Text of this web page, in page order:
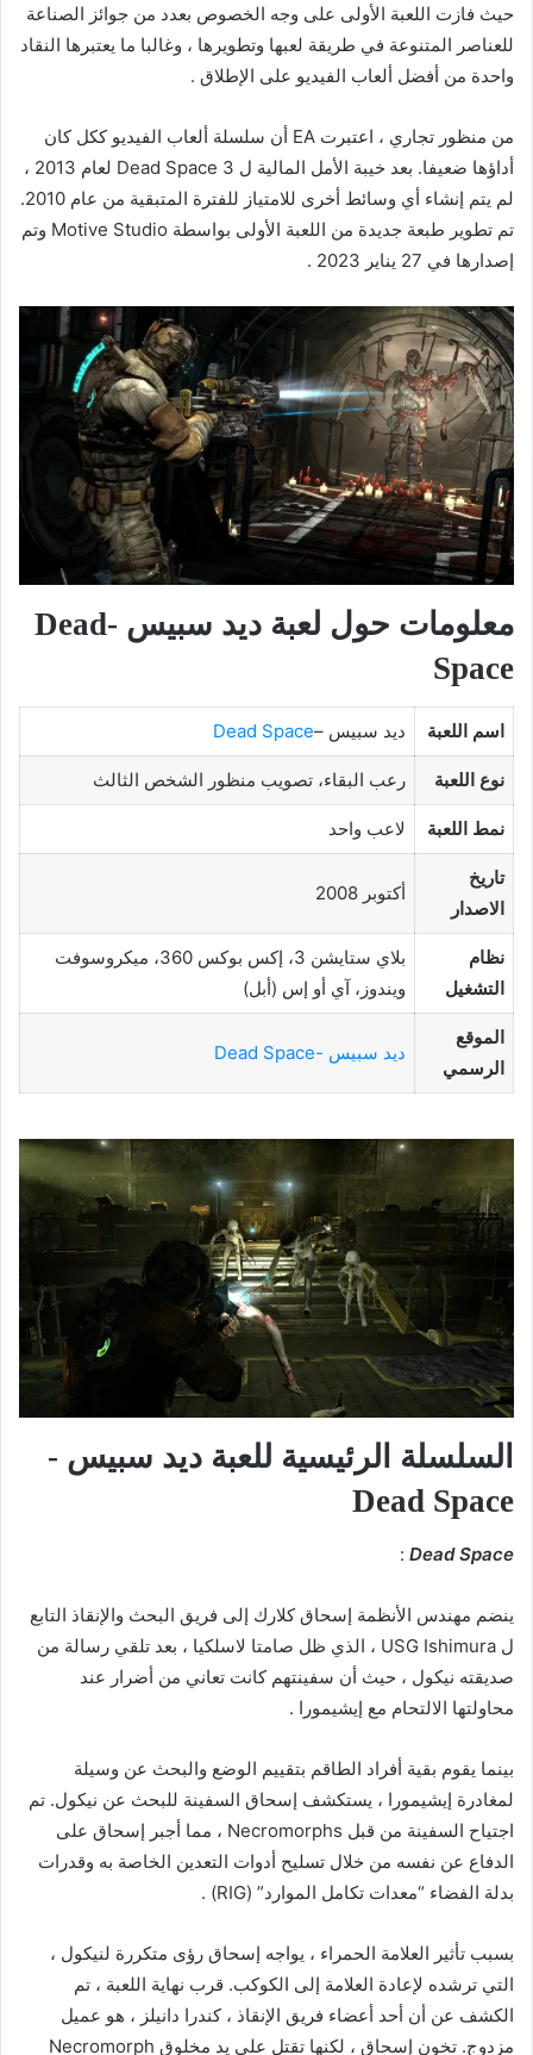
حيث فازت اللعبة الأولى على وجه الخصوص بعدد من جوائز الصناعة
للعناصر المتنوعة في طريقة لعبها وتطويرها ، وغالبا ما يعتبرها النقاد
واحدة من أفضل ألعاب الفيديو على الإطلاق .
من منظور تجاري ، اعتبرت EA أن سلسلة ألعاب الفيديو ككل كان
أداؤها ضعيفا. بعد خيبة الأمل المالية ل Dead Space 3 لعام 2013 ،
لم يتم إنشاء أي وسائط أخرى للامتياز للفترة المتبقية من عام 2010.
تم تطوير طبعة جديدة من اللعبة الأولى بواسطة Motive Studio وتم
إصدارها في 27 يناير 2023 .
معلومات حول لعبة ديد سبيس -Dead
Space
اسم اللعبة ديد سبيس –Dead Space
نوع اللعبة رعب البقاء، تصويب منظور الشخص الثالث
نمط اللعبة لاعب واحد
تاريخ
الاصدار
أكتوبر 2008
نظام
التشغيل
بلاي ستايشن 3، إكس بوكس 360، ميكروسوفت
ويندوز، آي أو إس (أبل)
الموقع
الرسمي
ديد سبيس -Dead Space
السلسلة الرئيسية للعبة ديد سبيس -
Dead Space
Dead Space
:
ينضم مهندس الأنظمة إسحاق كلارك إلى فريق البحث والإنقاذ التابع
ل USG Ishimura ، الذي ظل صامتا لاسلكيا ، بعد تلقي رسالة من
صديقته نيكول ، حيث أن سفينتهم كانت تعاني من أضرار عند
محاولتها الالتحام مع إيشيمورا .
بينما يقوم بقية أفراد الطاقم بتقييم الوضع والبحث عن وسيلة
لمغادرة إيشيمورا ، يستكشف إسحاق السفينة للبحث عن نيكول. تم
اجتياح السفينة من قبل Necromorphs ، مما أجبر إسحاق على
الدفاع عن نفسه من خلال تسليح أدوات التعدين الخاصة به وقدرات
بدلة الفضاء “معدات تكامل الموارد” (RIG) .
بسبب تأثير العلامة الحمراء ، يواجه إسحاق رؤى متكررة لنيكول ،
التي ترشده لإعادة العلامة إلى الكوكب. قرب نهاية اللعبة ، تم
الكشف عن أن أحد أعضاء فريق الإنقاذ ، كندرا دانيلز ، هو عميل
مزدوج. تخون إسحاق ، لكنها تقتل على يد مخلوق Necromorph